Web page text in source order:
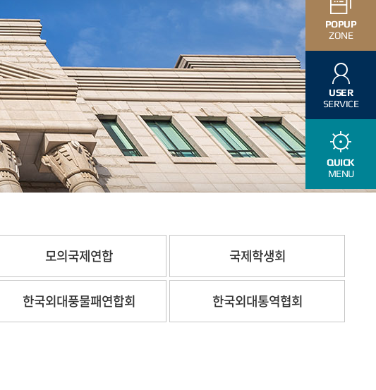
POPUP
ZONE
USER
SERVICE
QUICK
MENU
모의국제연합 국제학생회
한국외대풍물패연합회 한국외대통역협회